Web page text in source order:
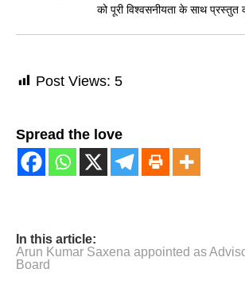
को पूरी विश्वसनीयता के साथ प्रस्तुत
Post Views: 5
Spread the love
In this article:
Arun Kumar Saxena appointed as
Board